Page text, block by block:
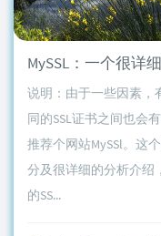
MySSL：一个很详
说明：由于一些因素，
同的SSL证书之间也会
推荐个网站MySSl。这
分及很详细的分析介绍
的SS...